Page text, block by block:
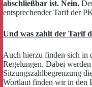
abschließbar ist. Nein.
entsprechender Tarif der
Und was zahlt der Tarif
Auch hierzu finden sich in
Regelungen. Dabei
Sitzungszahlbegrenzung
Wortlaut finden wir in den